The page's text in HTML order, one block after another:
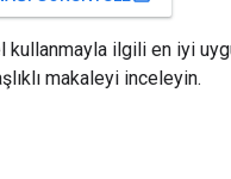
ilgili en iyi
makaleyi inceleyin.